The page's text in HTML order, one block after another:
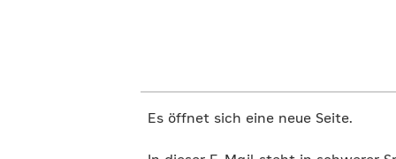
Es öffnet sich eine neue Seite.